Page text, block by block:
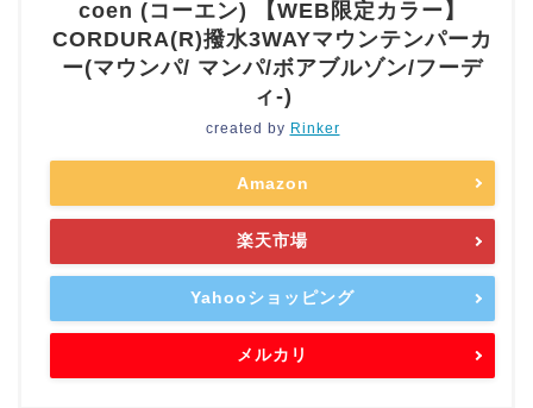
coen (コーエン) 【WEB限定カラー】
CORDURA(R)撥水3WAYマウンテンパーカ
ー(マウンパ/ マンパ/ボアブルゾン/フーデ
ィ-)
created by Rinker
Amazon
楽天市場
Yahooショッピング
メルカリ